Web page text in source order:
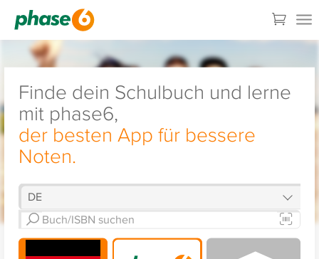
Finde dein Schulbuch und lerne
mit phase6,
der besten App für bessere
Noten.